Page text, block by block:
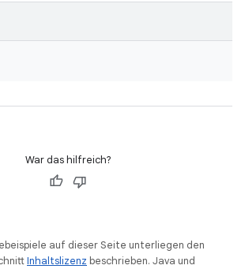
War das hilfreich?
auf dieser Seite unterliegen den
Inhaltslizenz beschrieben. Java und